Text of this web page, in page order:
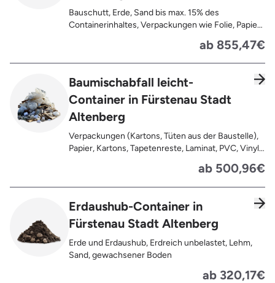
Bauschutt, Erde, Sand bis max. 15% des
Containerinhaltes, Verpackungen wie Folie, Papier,
Kunststoffe, Gummi, Styropor, Holz (z.B.
Teppiche, Gardinen, Gipswände/
Trockenbauwände, Metalle, Bleche, Rohre, Kabel,
Türen für den Innenbereich, Restentleerte
Gebinde wie Dosen, Fässer, Eimer,
Sauerkrautplatten
ab 855,47€
Baumischabfall leicht-
Container in Fürstenau Stadt
Altenberg
Verpackungen (Kartons, Tüten aus der Baustelle),
Papier, Kartons, Tapetenreste, Laminat, PVC, Vinyl,
Kunststoffe, Folien, Gummi, Styropor, Holz (z.B.
Spanplatten, Bauholz, Paletten), Textilien wie
Teppiche, Gardinen, Gipswände/
Türen für den Innenbereich, Restentleerte
Gebinde wie Dosen, Fässer, Eimer,
gesamten Containerinhalts
ab 500,96€
Erdaushub-Container in
Fürstenau Stadt Altenberg
Erde und Erdaushub, Erdreich unbelastet, Lehm,
Sand, gewachsener Boden
ab 320,17€